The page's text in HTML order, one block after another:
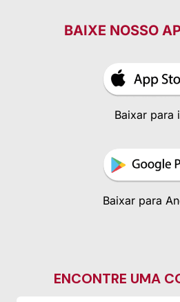
BAIXE NOSSO
Baixar para
Baixar para
ENCONTRE UMA